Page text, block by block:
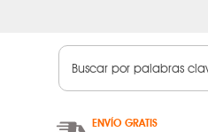
ENVÍO GRATIS